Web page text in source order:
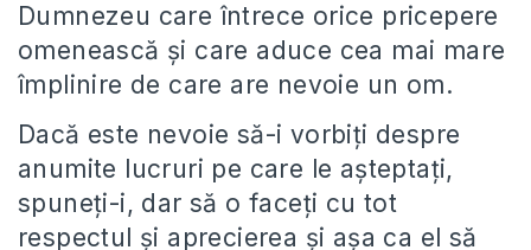
Dumnezeu care întrece orice pricepere
omenească și care aduce cea mai mare
împlinire de care are nevoie un om.
Dacă este nevoie să-i vorbiți despre
anumite lucruri pe care le așteptați,
spuneți-i, dar să o faceți cu tot
respectul și aprecierea și așa ca el să